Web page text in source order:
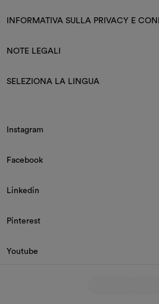
INFORMATIVA SULLA PRIVACY E
NOTE LEGALI
SELEZIONA LA LINGUA
Instagram
Facebook
Linkedin
Pinterest
Youtube
© 2026 Dedar P.IVA